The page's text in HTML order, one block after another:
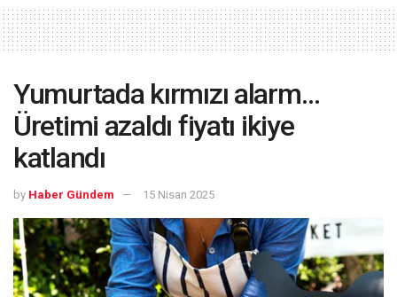
Yumurtada kırmızı alarm…
Üretimi azaldı fiyatı ikiye
katlandı
by Haber Gündem 15 Nisan 2025